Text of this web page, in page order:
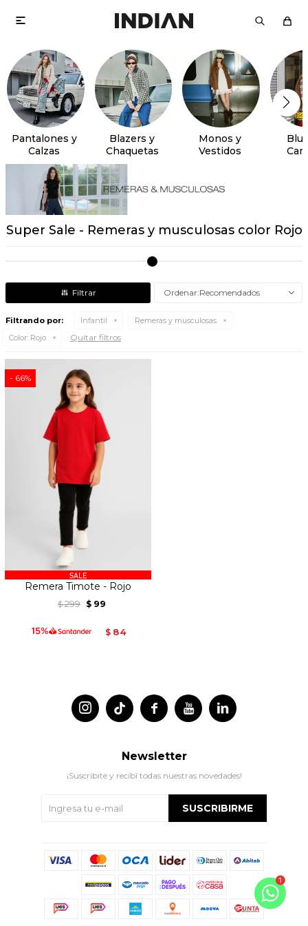

Pantalones y
Calzas
Blazers y
Chaquetas
Monos y
Vestidos
Super Sale - Remeras y musculosas color Rojo
Recomendados
Filtrando por: Infantil
Remeras y musculosas
Color: Rojo Quitar filtros
66
Remera Timote - Rojo
$ 299 $ 99
$ 84
 
 
Newsletter
¡Suscribite y recibí todas nuestras novedades!
SUSCRIBIRME